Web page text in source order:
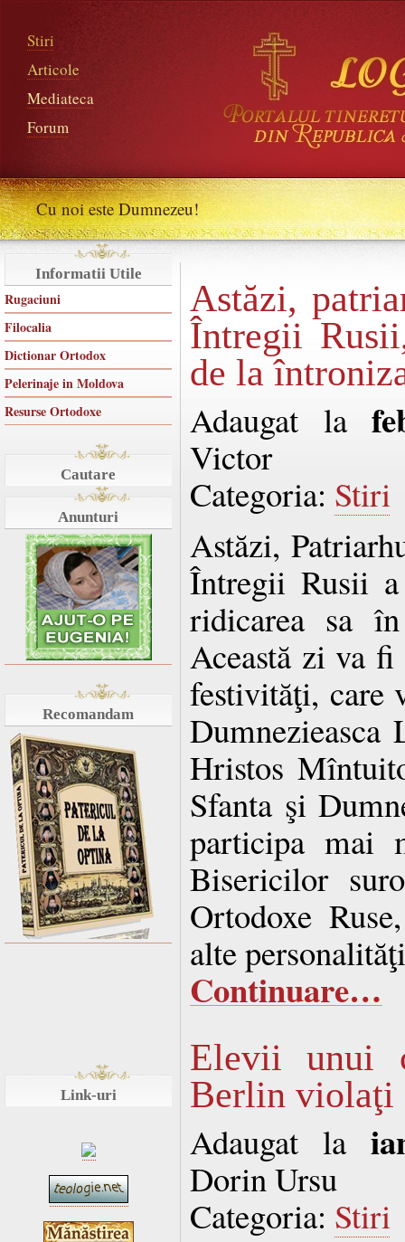
Stiri
Articole
Mediateca
Forum
Cu noi este Dumnezeu!
Informatii Utile
Rugaciuni
Filocalia
Dictionar Ortodox
Pelerinaje in Moldova
Resurse Ortodoxe
Cautare
Anunturi
Recomandam
Link-uri
Astăzi,
Întregii
de la
Adaugat la
Victor
Categoria: Stiri
Astăzi,
Întregii Rusii
ridicarea sa
Această zi va
festivităţi, care
Dumnezieasca
Hristos
Sfanta şi
participa mai
Bisericilor
Ortodoxe
alte
Continuare…
Elevii unui
Berlin violaţi
Adaugat la
Dorin Ursu
Categoria: Stiri